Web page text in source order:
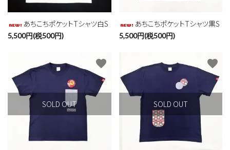
あちこちポケットTシャツ白S
5,500円(税500円)
あちこちポケットTシャツ黒S
5,500円(税500円)
SOLD OUT
favorite
SOLD OUT
favorite